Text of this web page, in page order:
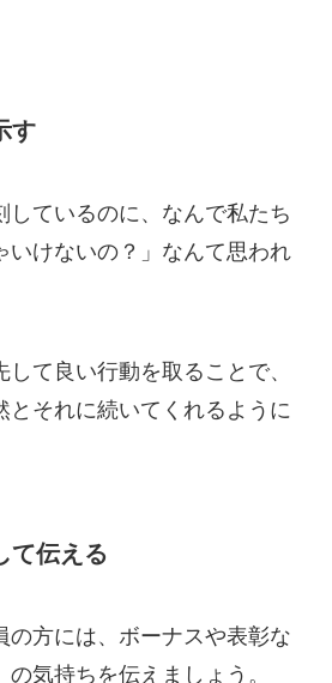
す
しているのに、なんで私たち
いけないの？」なんて思われ
て良い行動を取ることで、
とそれに続いてくれるように
て伝える
の方には、ボーナスや表彰な
気持ちを伝えましょう。